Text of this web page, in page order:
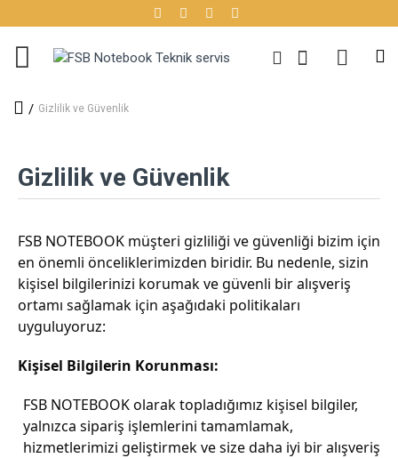
Gizlilik ve Güvenlik
Gizlilik ve Güvenlik
FSB NOTEBOOK müşteri gizliliği ve güvenliği bizim için
en önemli önceliklerimizden biridir. Bu nedenle, sizin
kişisel bilgilerinizi korumak ve güvenli bir alışveriş
ortamı sağlamak için aşağıdaki politikaları
uyguluyoruz:
Kişisel Bilgilerin Korunması:
FSB NOTEBOOK olarak topladığımız kişisel bilgiler,
yalnızca sipariş işlemlerini tamamlamak,
hizmetlerimizi geliştirmek ve size daha iyi bir alışveriş